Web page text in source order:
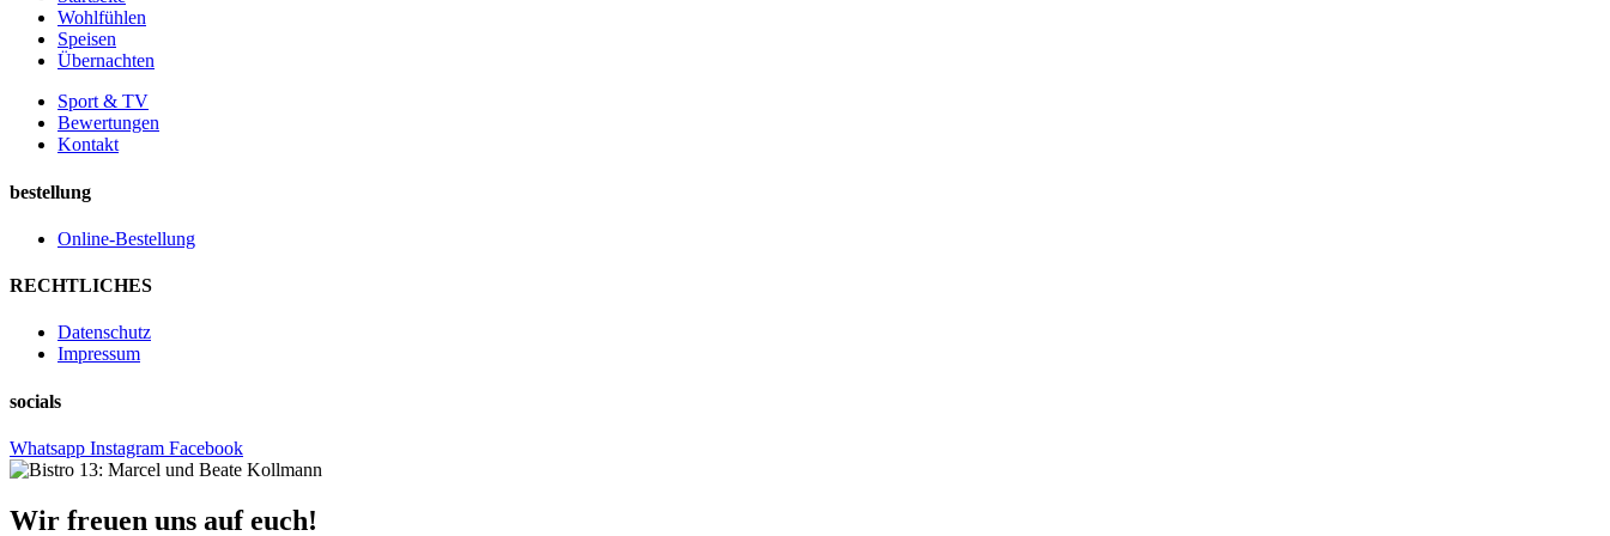
Wohlfühlen
Speisen
Übernachten
Sport & TV
Bewertungen
Kontakt
bestellung
Online-Bestellung
RECHTLICHES
Datenschutz
Impressum
socials
Whatsapp Instagram Facebook
Wir freuen uns auf euch!